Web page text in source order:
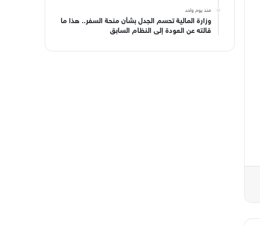
منذ يوم واحد
وزارة المالية تحسم الجدل بشأن منحة السفر.. هذا ما
قالته عن العودة إلى النظام السابق